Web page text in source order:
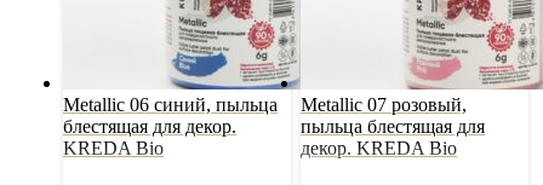
Metallic 06 синий, пыльца
блестящая для декор.
KREDA Bio
Metallic 07 розовый,
пыльца блестящая для
декор. KREDA Bio